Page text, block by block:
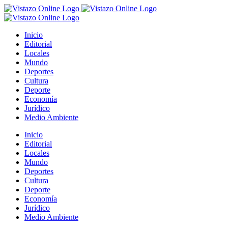
Saltar
al
Inicio
Editorial
Locales
Mundo
Deportes
Cultura
Deporte
Economía
Jurídico
Medio Ambiente
Inicio
Editorial
Locales
Mundo
Deportes
Cultura
Deporte
Economía
Jurídico
Medio Ambiente